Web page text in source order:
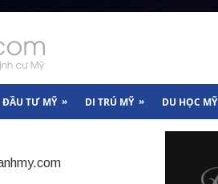
ĐẦU TƯ MỸ » DI TRÚ MỸ » DU HỌC MỸ